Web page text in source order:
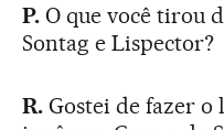
P.O que você tirou
Sontag e Lispector?
R.Gostei de fazer o